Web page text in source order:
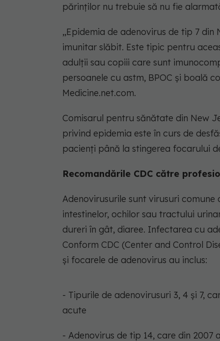
părinților nu trebuie să nu fie
,,Epidemia de adenovirus de tip 7
imunitar slăbit. Este tipic pentru
adulții sau copiii care sunt
persoanele cu astm, BPOC și boală
Medicine.net.com.
Comisarul pentru sănătate din New
privind epidemia este în curs de
pacienți până la stingerea focarului
Recomandările CDC către
Adenovirusurile sunt virusuri
intestinelor, ochilor sau tractului
dureri în gât, diaree. Infectarea cu
Conform CDC (Center and Control
și focarele de adenovirus au inclus:
- Tipurile de adenovirusuri 3, 4 și 7,
acute
- Adenovirus de tip 14, care din